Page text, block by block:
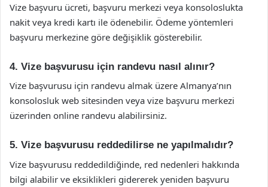
Vize başvuru ücreti, başvuru merkezi veya konsoloslukta
nakit veya kredi kartı ile ödenebilir. Ödeme yöntemleri
başvuru merkezine göre değişiklik gösterebilir.
4. Vize başvurusu için randevu nasıl alınır?
Vize başvurusu için randevu almak üzere Almanya’nın
konsolosluk web sitesinden veya vize başvuru merkezi
üzerinden online randevu alabilirsiniz.
5. Vize başvurusu reddedilirse ne yapılmalıdır?
Vize başvurusu reddedildiğinde, red nedenleri hakkında
bilgi alabilir ve eksiklikleri gidererek yeniden başvuru